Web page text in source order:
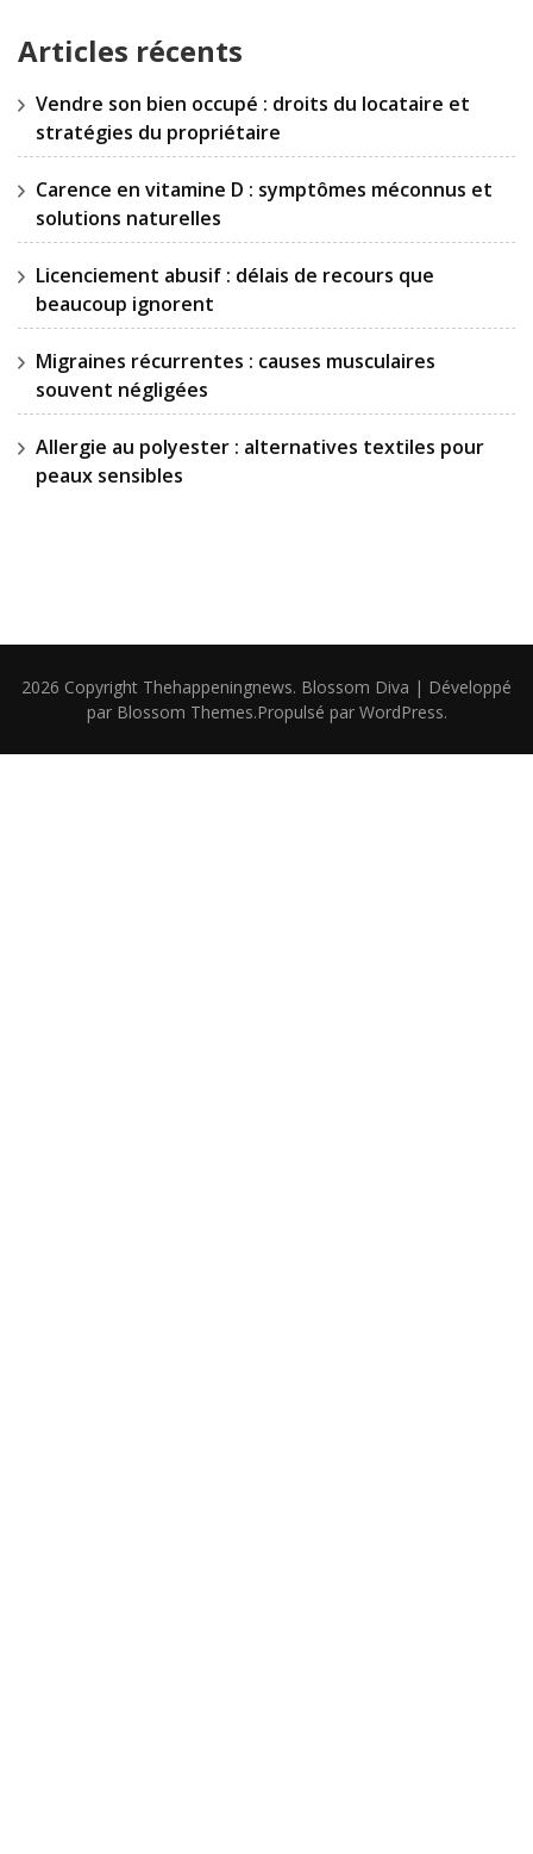
Articles récents
Vendre son bien occupé : droits du locataire et
stratégies du propriétaire
Carence en vitamine D : symptômes méconnus et
solutions naturelles
Licenciement abusif : délais de recours que
beaucoup ignorent
Migraines récurrentes : causes musculaires
souvent négligées
Allergie au polyester : alternatives textiles pour
peaux sensibles
2026 Copyright Thehappeningnews. Blossom Diva | Développé
par Blossom Themes.Propulsé par WordPress.